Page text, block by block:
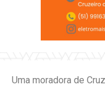
Uma moradora de